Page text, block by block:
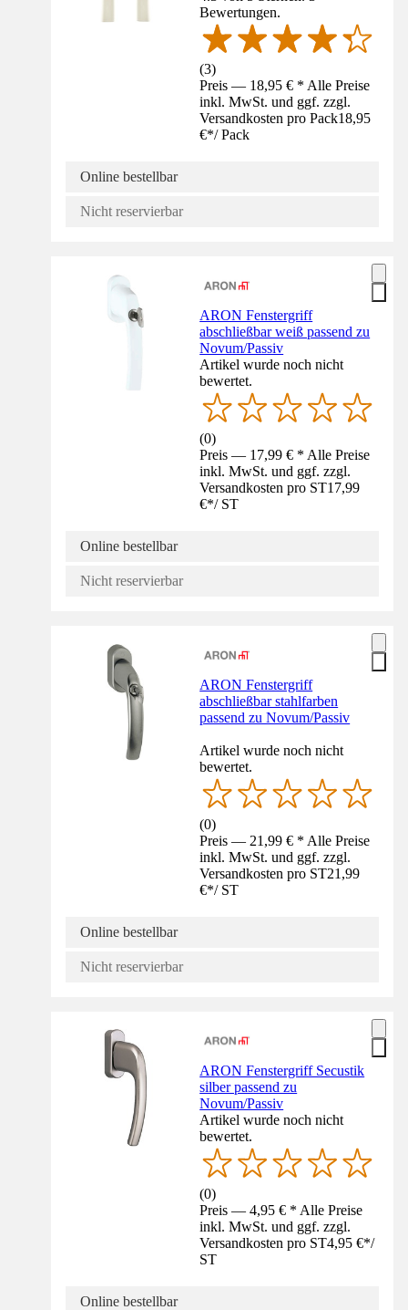
Bewertungen.
(3)
Preis — 18,95 € * Alle Preise
inkl. MwSt. und ggf. zzgl.
Versandkosten pro Pack18,95
€*/ Pack
Online bestellbar
Nicht reservierbar
ARON Fenstergriff
abschließbar weiß passend zu
Novum/Passiv
Artikel wurde noch nicht
bewertet.
(0)
Preis — 17,99 € * Alle Preise
inkl. MwSt. und ggf. zzgl.
Versandkosten pro ST17,99
€*/ ST
Online bestellbar
Nicht reservierbar
ARON Fenstergriff
abschließbar stahlfarben
passend zu Novum/Passiv
Artikel wurde noch nicht
bewertet.
(0)
Preis — 21,99 € * Alle Preise
inkl. MwSt. und ggf. zzgl.
Versandkosten pro ST21,99
€*/ ST
Online bestellbar
Nicht reservierbar
ARON Fenstergriff Secustik
silber passend zu
Novum/Passiv
Artikel wurde noch nicht
bewertet.
(0)
Preis — 4,95 € * Alle Preise
inkl. MwSt. und ggf. zzgl.
Versandkosten pro ST4,95 €*/
ST
Online bestellbar